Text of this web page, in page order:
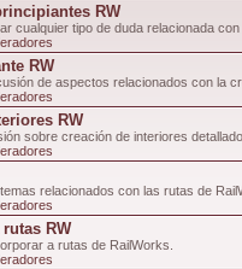
RW
cualquier tipo de duda relacionada con
RW
de aspectos relacionados con la
RW
sobre creación de interiores
relacionados con las rutas de
RW
a rutas de RailWorks.